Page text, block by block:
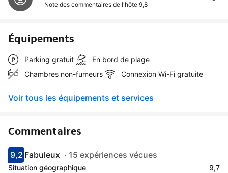
Note des commentaires de l'hôte 9,8
Équipements
Parking gratuit
En bord de plage
Chambres non-fumeurs
Connexion Wi-Fi gratuite
Voir tous les équipements et services
Commentaires
Avec une note de 9.2
9,2
fabuleuxFabuleux · 15 expériences vécues
Situation géographique
9,7